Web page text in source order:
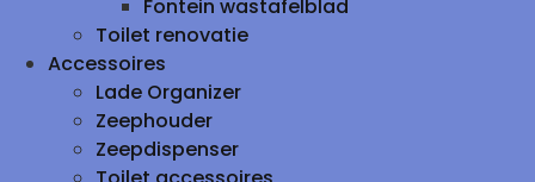
Fontein wastafelblad
Toilet renovatie
Accessoires
Lade Organizer
Zeephouder
Zeepdispenser